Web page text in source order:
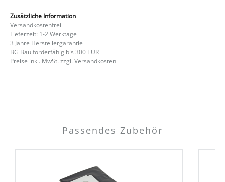
Zusätzliche Information
Versandkostenfrei
Lieferzeit: 1-2 Werktage
3 Jahre Herstellergarantie
BG Bau förderfähig bis 300 EUR
Preise inkl. MwSt. zzgl. Versandkosten
Passendes Zubehör